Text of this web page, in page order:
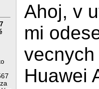
Ahoj, v
mi
Huawei